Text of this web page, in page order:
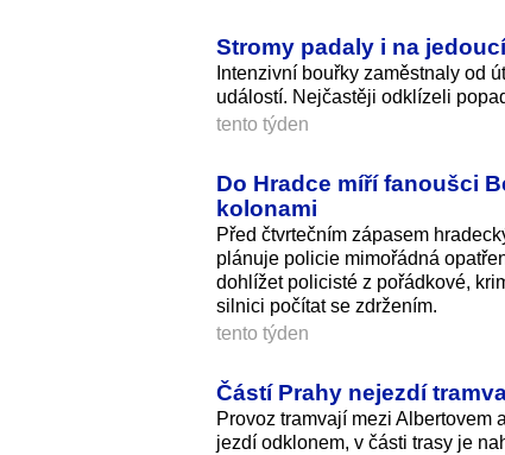
Stromy padaly i na
Intenzivní bouřky zaměstnaly od
událostí. Nejčastěji odklízeli
tento týden
Do Hradce míří fanoušci
kolonami
Před čtvrtečním zápasem
plánuje policie mimořádná
dohlížet policisté z pořádkové,
silnici počítat se zdržením.
tento týden
Částí Prahy nejezdí
Provoz tramvají mezi Albertovem
jezdí odklonem, v části trasy je